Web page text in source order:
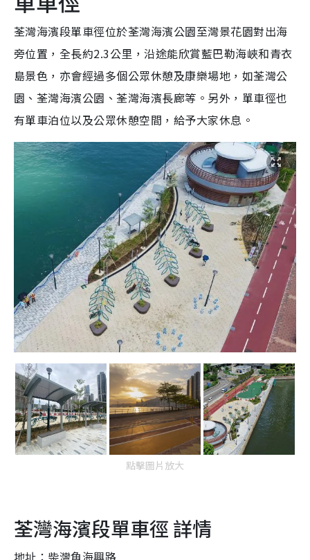
荃灣海濱段單車徑位於荃灣海濱公園至灣景花園對出海
旁位置，全長約2.3公里，沿途能欣賞藍巴勒海峽和青衣
島景色，亦會經過多個公眾休憩及康樂場地，如荃灣公
園、荃灣海濱公園、荃灣海濱長廊等。另外，單車徑也
有單車泊位以及公眾休憩空間，給予大家休息。
點擊圖片放大
荃灣海濱段單車徑 詳情